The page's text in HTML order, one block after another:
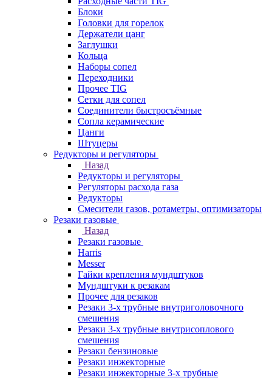
Блоки
Головки для горелок
Держатели цанг
Заглушки
Кольца
Наборы сопел
Переходники
Прочее TIG
Сетки для сопел
Соединители быстросъёмные
Сопла керамические
Цанги
Штуцеры
Редукторы и регуляторы
Назад
Редукторы и регуляторы
Регуляторы расхода газа
Редукторы
Смесители газов, ротаметры, оптимизаторы
Резаки газовые
Назад
Резаки газовые
Harris
Messer
Гайки крепления мундштуков
Мундштуки к резакам
Прочее для резаков
Резаки 3-х трубные внутриголовочного
смешения
Резаки 3-х трубные внутрисоплового
смешения
Резаки бензиновые
Резаки инжекторные
Резаки инжекторные 3-х трубные